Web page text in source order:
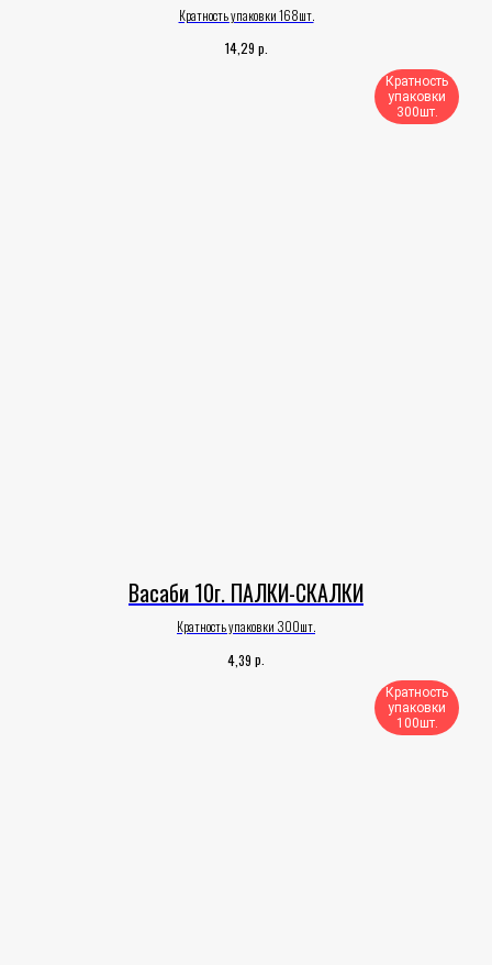
Кратность упаковки 168шт.
14,29 р.
Кратность
упаковки
300шт.​
Васаби 10г. ПАЛКИ-СКАЛКИ
Кратность упаковки 300шт.
4,39 р.
Кратность
упаковки
100шт.​